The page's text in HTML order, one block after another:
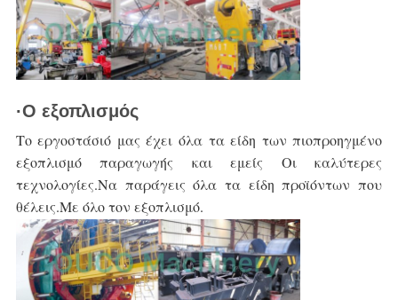
·Ο εξοπλισμός
Το εργοστάσιό μας έχει όλα τα είδη των πιοπροηγμένο
εξοπλισμό παραγωγής και εμείς
Οι καλύτερες
τεχνολογίες.Να παράγεις όλα τα είδη προϊόντων που
θέλεις.Με όλο τον εξοπλισμό.